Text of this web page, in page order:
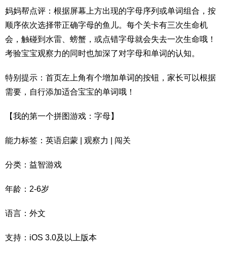
妈妈帮点评：根据屏幕上方出现的字母序列或单词组合，按
顺序依次选择带正确字母的鱼儿。每个关卡有三次生命机
会，触碰到水雷、螃蟹，或点错字母就会失去一次生命哦！
考验宝宝观察力的同时也加深了对字母和单词的认知。
特别提示：首页左上角有个增加单词的按钮，家长可以根据
需要，自行添加适合宝宝的单词哦！
【我的第一个拼图游戏：字母】
能力标签：英语启蒙 | 观察力 | 闯关
分类：益智游戏
年龄：2-6岁
语言：外文
支持：iOS 3.0及以上版本